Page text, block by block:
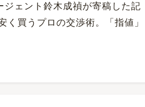
ェント鈴木成禎が寄稿した記
買うプロの交渉術。「指値」